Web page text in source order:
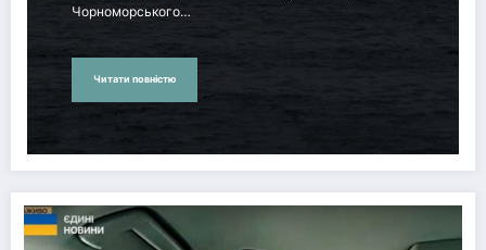
Чорноморського…
Читати повністю